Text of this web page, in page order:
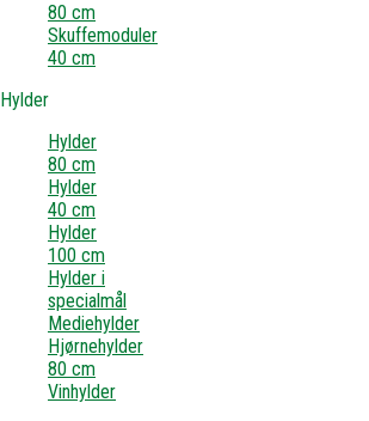
80 cm
Skuffemoduler
40 cm
Hylder
Hylder
80 cm
Hylder
40 cm
Hylder
100 cm
Hylder i
specialmål
Mediehylder
Hjørnehylder
80 cm
Vinhylder